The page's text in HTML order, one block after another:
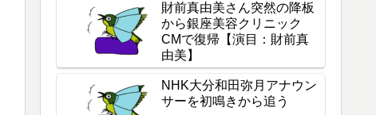
財前真由美さん突然の降板
から銀座美容クリニック
CMで復帰【演目：財前真
由美】
NHK大分和田弥月アナウン
サーを初鳴きから追う